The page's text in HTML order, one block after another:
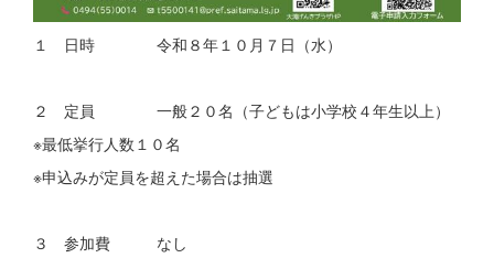
１ 日時 令和８年１０月７日（水）
２ 定員 一般２０名（子どもは小学校４年生以上）
※最低挙行人数１０名
※申込みが定員を超えた場合は抽選
３ 参加費 なし